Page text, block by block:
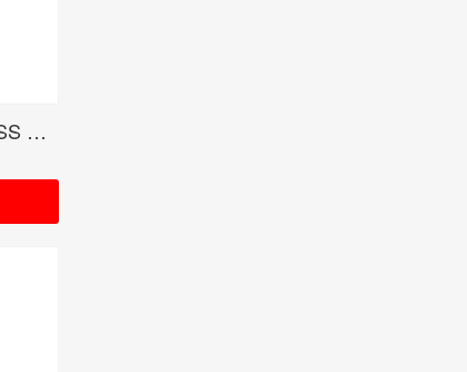
MY FIRST STORY MFS BRASS RUDO受注限定モデル<当サイトは紹介のみ>